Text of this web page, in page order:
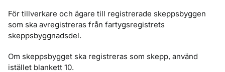
För tillverkare och ägare till registrerade skeppsbyggen
som ska avregistreras från fartygsregistrets
skeppsbyggnadsdel.
Om skeppsbygget ska registreras som skepp, använd
istället blankett 10.